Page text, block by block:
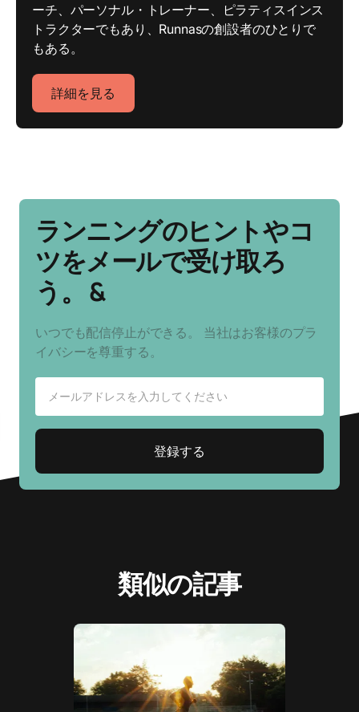
ーチ、パーソナル・トレーナー、ピラティスインス
トラクターでもあり、Runnasの創設者のひとりで
もある。
詳細を見る
ランニングのヒントやコ
ツをメールで受け取ろ
う。 &
いつでも配信停止ができる。 当社はお客様のプラ
イバシーを尊重する。
類似の記事